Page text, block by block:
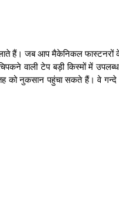
हैं। जब आप मैकेनिकल फास्टनरों
वाली टेप बड़ी किस्मों में
नुकसान पहुंचा सकते हैं। वे